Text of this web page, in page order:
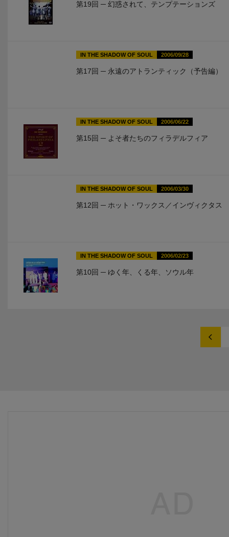
第19回 ─ 幻惑されて、テンプテーションズ
IN THE SHADOW OF SOUL 2006/09/28
第17回 ─ 永遠のアトランティック（予告編）
IN THE SHADOW OF SOUL 2006/06/22
第15回 ─ よそ者たちのフィラデルフィア
IN THE SHADOW OF SOUL 2006/03/30
第12回 ─ ホット・ワックス／インヴィクタス
IN THE SHADOW OF SOUL 2006/02/23
第10回 ─ ゆく年、くる年、ソウル年